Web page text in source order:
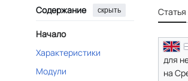
Содержание скрыть
Начало
Характеристики
Модули
Статья
для
на